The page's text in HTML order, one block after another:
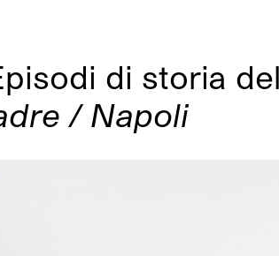
di storia
/ Napoli